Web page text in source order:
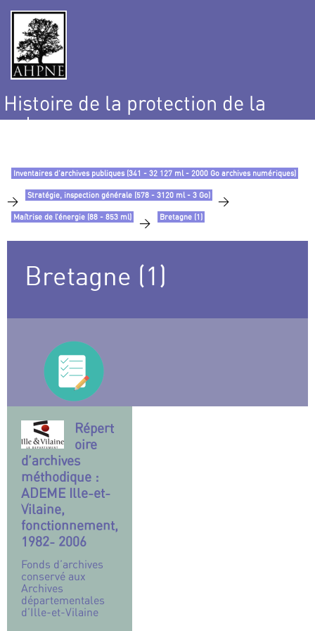
Histoire de la protection de la
nature
Inventaires d’archives publiques (341 - 32 127 ml - 2000 Go archives numériques)
> Stratégie, inspection générale (578 - 3120 ml - 3 Go) >
Maîtrise de l’énergie (88 - 853 ml) > Bretagne (1)
Bretagne (1)
Répert
oire
d’archives
méthodique :
ADEME Ille-et-
Vilaine,
fonctionnement,
1982- 2006
Fonds d’archives
conservé aux
Archives
départementales
d’Ille-et-Vilaine